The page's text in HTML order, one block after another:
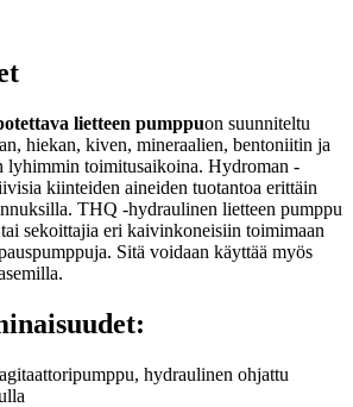
lietteen pumppuon suunniteltu
hiekan, kiven, mineraalien, bentoniitin ja
lyhimmin toimitusaikoina. Hydroman -
kiinteiden aineiden tuotantoa erittäin
THQ -hydraulinen lietteen pumppu
sekoittajia eri kaivinkoneisiin toimimaan
Sitä voidaan käyttää myös
hydraulinen ohjattu